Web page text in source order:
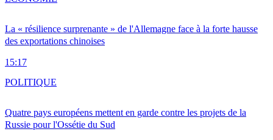
La « résilience surprenante » de l'Allemagne face à la forte hausse
des exportations chinoises
15:17
Quatre pays européens mettent en garde contre les projets de la
Russie pour l'Ossétie du Sud
POLITIQUE